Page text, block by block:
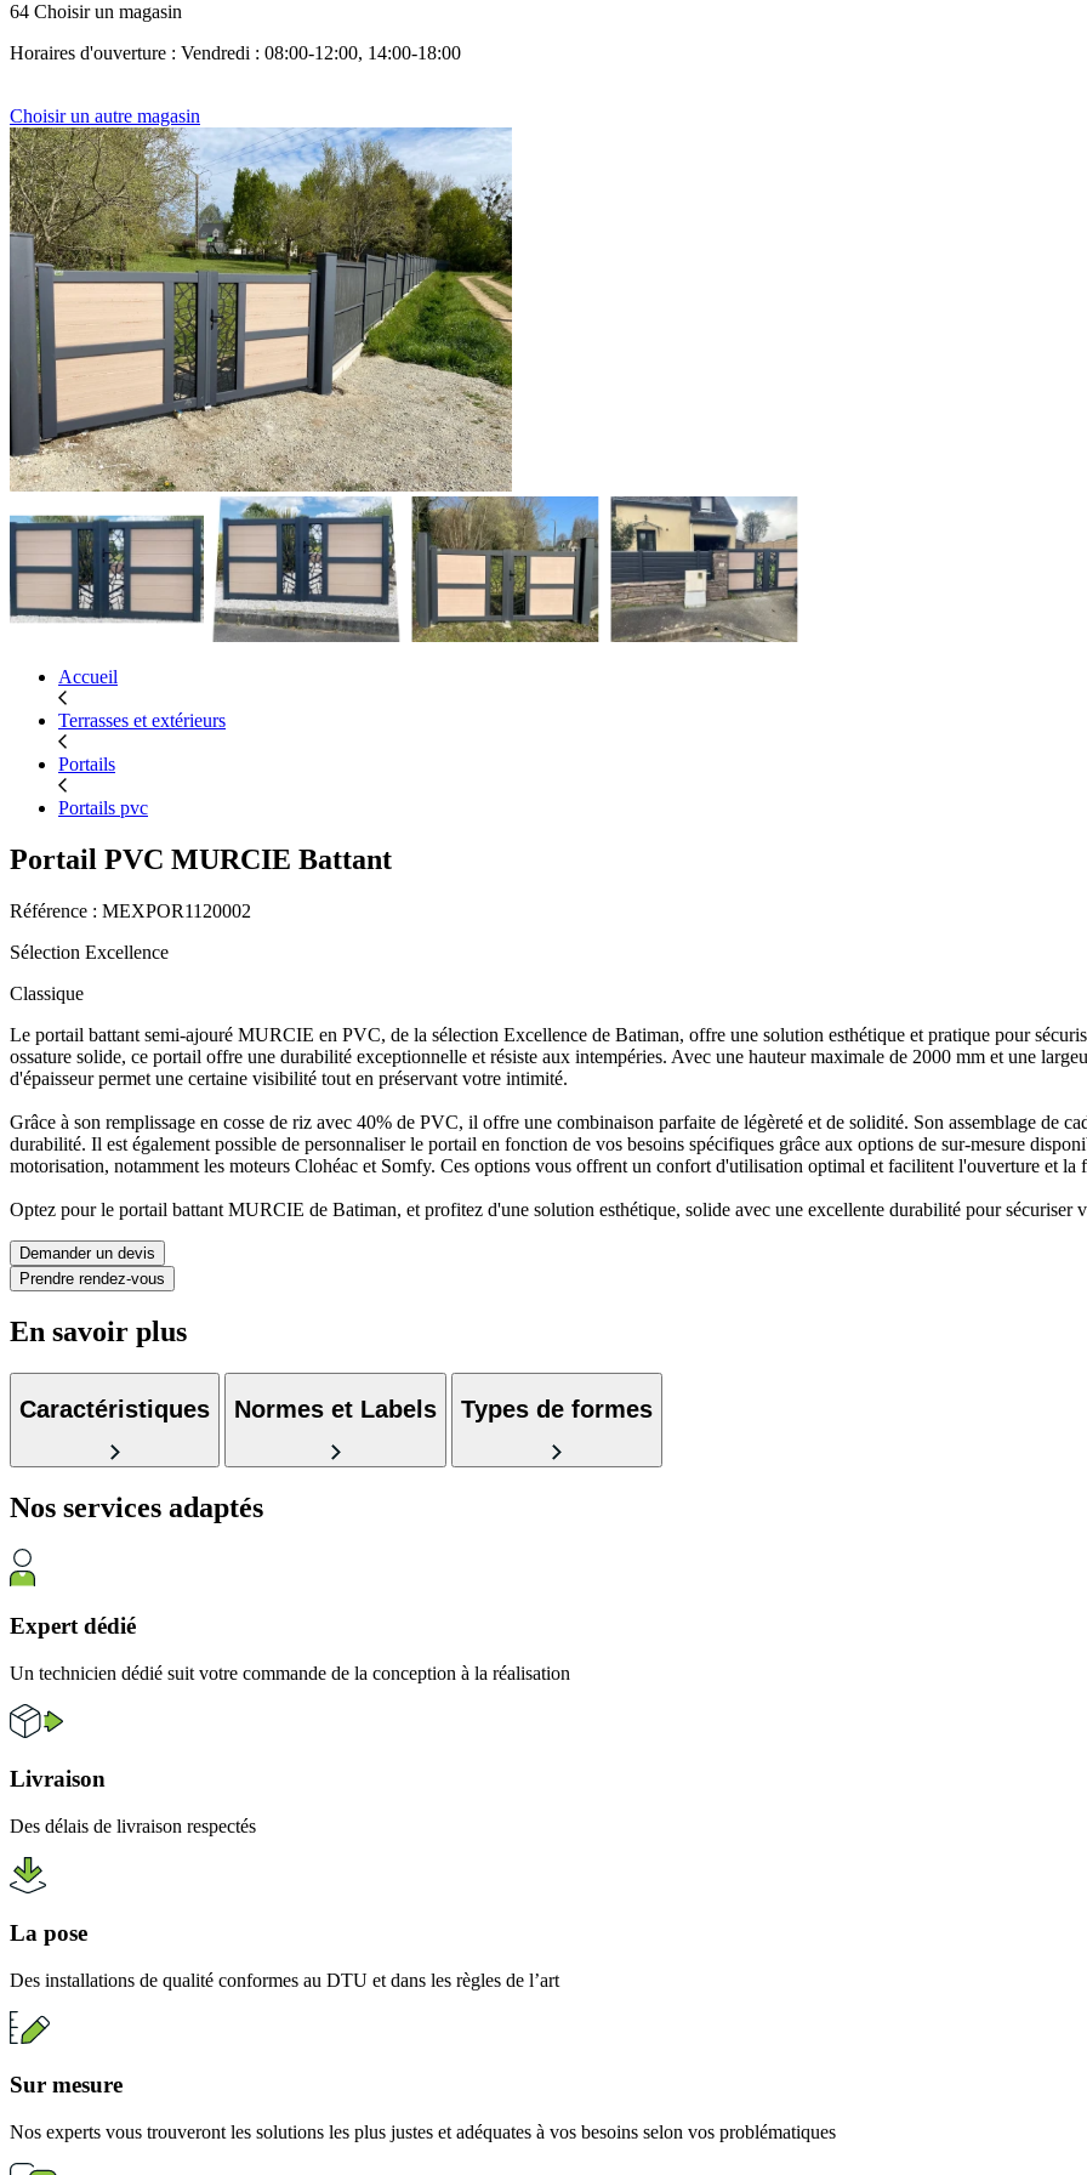
64 Choisir un magasin
Horaires d'ouverture : Vendredi : 08:00-12:00, 14:00-18:00
Choisir un autre magasin
Accueil
Terrasses et extérieurs
Portails
Portails pvc
Portail PVC MURCIE Battant
Référence : MEXPOR1120002
Sélection Excellence
Classique
Le portail battant semi-ajouré MURCIE en PVC, de la sélection Excellence de Batiman, offre une solution esthétique et pratique pour
ossature solide, ce portail offre une durabilité exceptionnelle et résiste aux intempéries. Avec une hauteur maximale de 2000 mm et une
d'épaisseur permet une certaine visibilité tout en préservant votre intimité.
Grâce à son remplissage en cosse de riz avec 40% de PVC, il offre une combinaison parfaite de légèreté et de solidité. Son assemblage de
durabilité. Il est également possible de personnaliser le portail en fonction de vos besoins spécifiques grâce aux options de sur-mesure
motorisation, notamment les moteurs Clohéac et Somfy. Ces options vous offrent un confort d'utilisation optimal et facilitent l'ouverture et la
Optez pour le portail battant MURCIE de Batiman, et profitez d'une solution esthétique, solide avec une excellente durabilité pour sécuriser
Demander un devis
Prendre rendez-vous
En savoir plus
Caractéristiques Normes et Labels Types de formes
Nos services adaptés
Expert dédié
Un technicien dédié suit votre commande de la conception à la réalisation
Livraison
Des délais de livraison respectés
La pose
Des installations de qualité conformes au DTU et dans les règles de l’art
Sur mesure
Nos experts vous trouveront les solutions les plus justes et adéquates à vos besoins selon vos problématiques